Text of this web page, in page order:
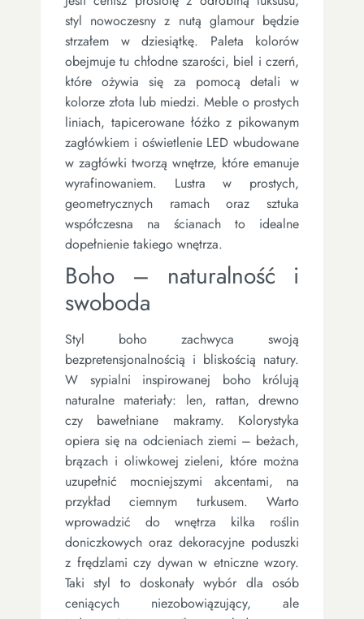
styl nowoczesny z nutą glamour będzie
strzałem w dziesiątkę. Paleta kolorów
obejmuje tu chłodne szarości, biel i czerń,
które ożywia się za pomocą detali w
kolorze złota lub miedzi. Meble o prostych
liniach, tapicerowane łóżko z pikowanym
zagłówkiem i oświetlenie LED wbudowane
w zagłówki tworzą wnętrze, które emanuje
wyrafinowaniem. Lustra w prostych,
geometrycznych ramach oraz sztuka
współczesna na ścianach to idealne
dopełnienie takiego wnętrza.
Boho – naturalność i
swoboda
Styl boho zachwyca swoją
bezpretensjonalnością i bliskością natury.
W sypialni inspirowanej boho królują
naturalne materiały: len, rattan, drewno
czy bawełniane makramy. Kolorystyka
opiera się na odcieniach ziemi – beżach,
brązach i oliwkowej zieleni, które można
uzupełnić mocniejszymi akcentami, na
przykład ciemnym turkusem. Warto
wprowadzić do wnętrza kilka roślin
doniczkowych oraz dekoracyjne poduszki
z frędzlami czy dywan w etniczne wzory.
Taki styl to doskonały wybór dla osób
ceniących niezobowiązujący, ale